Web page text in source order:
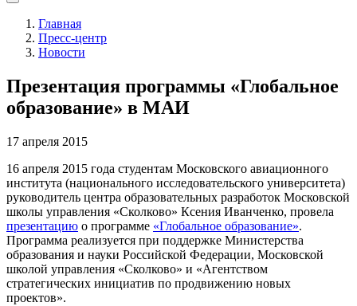
Главная
Пресс-центр
Новости
Презентация программы «Глобальное
образование» в МАИ
17 апреля 2015
16 апреля 2015 года студентам Московского авиационного
института (национального исследовательского университета)
руководитель центра образовательных разработок Московской
школы управления «Сколково» Ксения Иванченко, провела
презентацию о программе «Глобальное образование».
Программа реализуется при поддержке Министерства
образования и науки Российской Федерации, Московской
школой управления «Сколково» и «Агентством
стратегических инициатив по продвижению новых
проектов».